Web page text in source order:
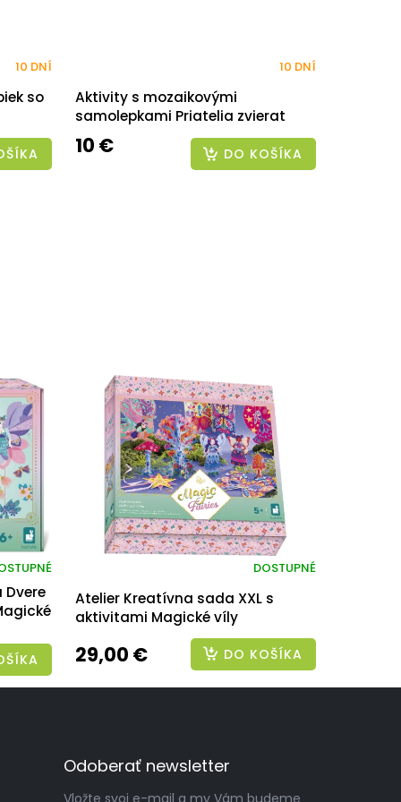
so
10 DNÍ
Aktivity s mozaikovými
samolepkami Priatelia zvierat
10 DNÍ
10 € DO KOŠÍKA
Atelier Kreatívna sada XXL s
aktivitami Magické víly
DOSTUPNÉ
29,00 € DO KOŠÍKA
Odoberať newsletter
Vložte svoj e-mail a my Vám budeme